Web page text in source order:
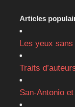
Articles
Les yeux
Traits
San-Antonio